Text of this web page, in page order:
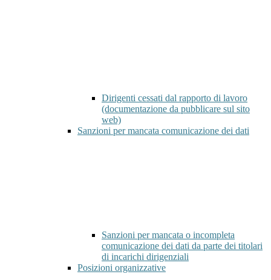
Dirigenti cessati dal rapporto di lavoro
(documentazione da pubblicare sul sito
web)
Sanzioni per mancata comunicazione dei dati
Sanzioni per mancata o incompleta
comunicazione dei dati da parte dei titolari
di incarichi dirigenziali
Posizioni organizzative